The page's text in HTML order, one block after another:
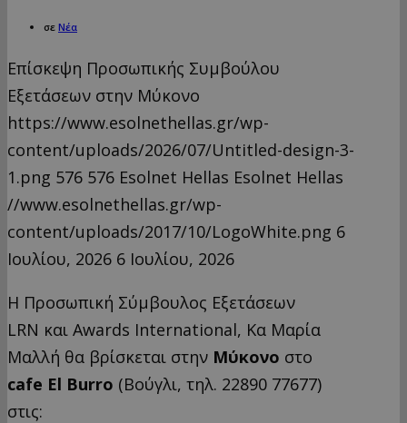
σε Νέα
Επίσκεψη Προσωπικής Συμβούλου
Εξετάσεων στην Μύκονο
https://www.esolnethellas.gr/wp-
content/uploads/2026/07/Untitled-design-3-
1.png 576 576 Esolnet Hellas Esolnet Hellas
//www.esolnethellas.gr/wp-
content/uploads/2017/10/LogoWhite.png 6
Ιουλίου, 2026 6 Ιουλίου, 2026
Η Προσωπική Σύμβουλος Εξετάσεων
LRN και Awards International, Κα Μαρία
Μαλλή θα βρίσκεται στην Μύκονο στο
cafe Εl Burro (Βούγλι, τηλ. 22890 77677)
στις: